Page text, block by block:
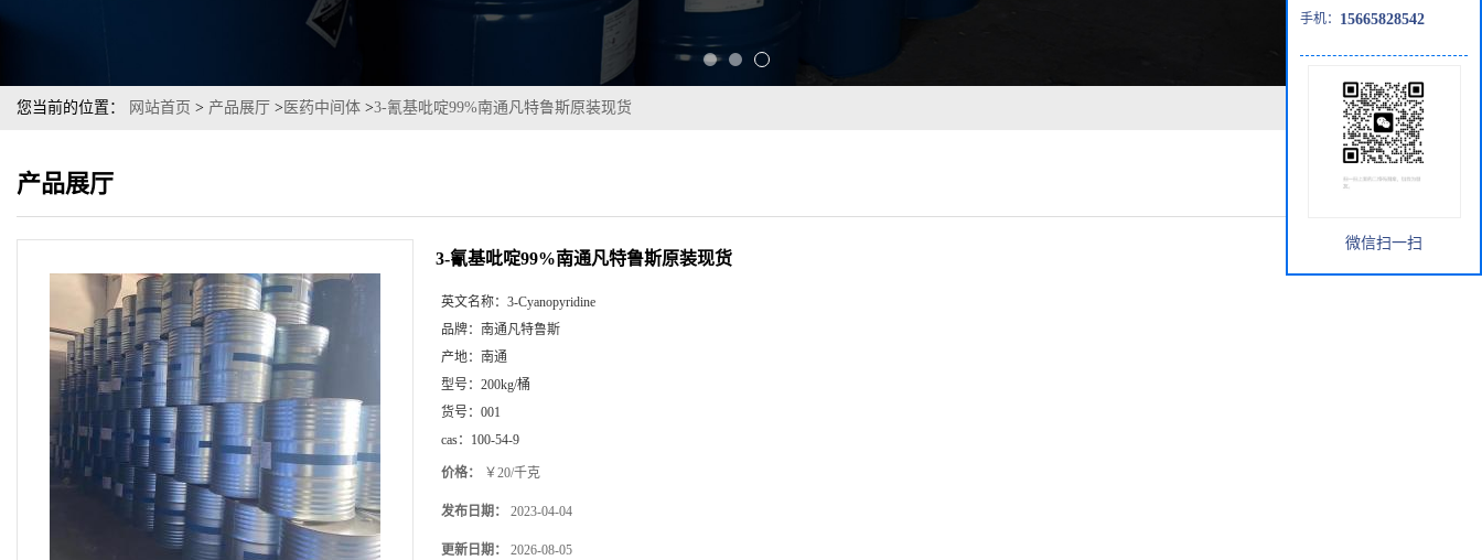
您当前的位置： 网站首页 > 产品展厅 > 医药中间体 >3-氰基吡啶99%南通凡特鲁斯原装现货
产品展厅
3-氰基吡啶99%南通凡特鲁斯原装现货
英文名称： 3-Cyanopyridine
品牌： 南通凡特鲁斯
产地： 南通
型号： 200kg/桶
货号： 001
cas： 100-54-9
价格： ￥20/千克
发布日期： 2023-04-04
更新日期： 2026-08-05
手机： 15665828542
微信扫一扫